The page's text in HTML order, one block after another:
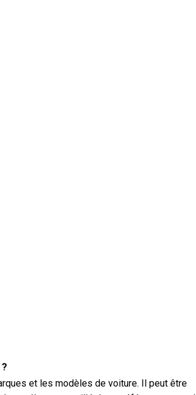
et les modèles de voiture. Il peut être